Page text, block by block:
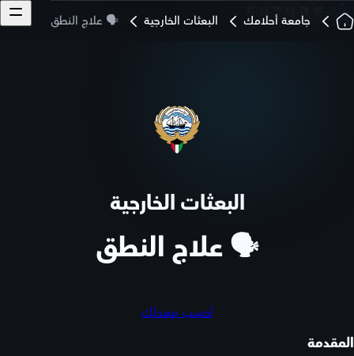
جامعة أحلامك البعثات الخارجية 🗣️ علاج النطق
البعثات الخارجية
🗣️ علاج النطق
احسب معدلك
المقدمة